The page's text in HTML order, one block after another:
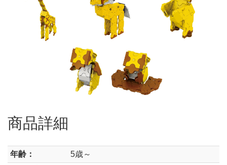
商品詳細
年齢：
5歳～